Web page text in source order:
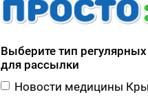
Выберите тип
для рассылки
Новости медицины